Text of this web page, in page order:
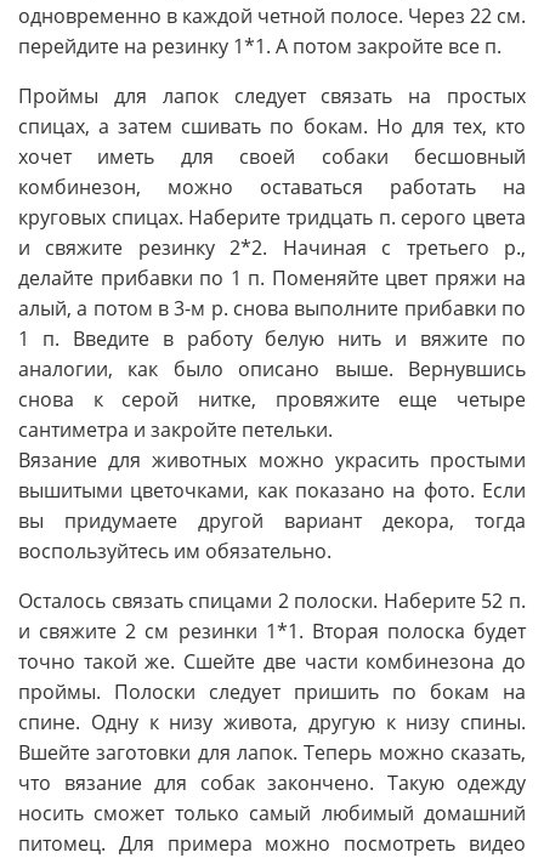
одновременно в каждой четной полосе. Через 22 см.
перейдите на резинку 1*1. А потом закройте все п.
Проймы для лапок следует связать на простых
спицах, а затем сшивать по бокам. Но для тех, кто
хочет иметь для своей собаки бесшовный
комбинезон, можно оставаться работать на
круговых спицах. Наберите тридцать п. серого цвета
и свяжите резинку 2*2. Начиная с третьего р.,
делайте прибавки по 1 п. Поменяйте цвет пряжи на
алый, а потом в 3-м р. снова выполните прибавки по
1 п. Введите в работу белую нить и вяжите по
аналогии, как было описано выше. Вернувшись
снова к серой нитке, провяжите еще четыре
сантиметра и закройте петельки.
Вязание для животных можно украсить простыми
вышитыми цветочками, как показано на фото. Если
вы придумаете другой вариант декора, тогда
воспользуйтесь им обязательно.
Осталось связать спицами 2 полоски. Наберите 52 п.
и свяжите 2 см резинки 1*1. Вторая полоска будет
точно такой же. Сшейте две части комбинезона до
проймы. Полоски следует пришить по бокам на
спине. Одну к низу живота, другую к низу спины.
Вшейте заготовки для лапок. Теперь можно сказать,
что вязание для собак закончено. Такую одежду
носить сможет только самый любимый домашний
питомец. Для примера можно посмотреть видео